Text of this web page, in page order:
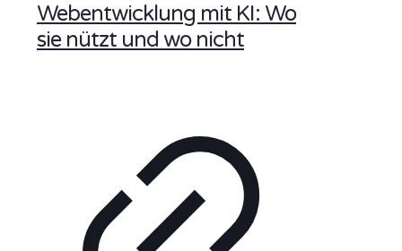
Webentwicklung mit KI: Wo
sie nützt und wo nicht